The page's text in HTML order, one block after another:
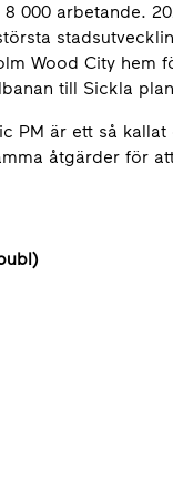
000 arbetande.
Wood City hem
till Sickla
PM är ett så
åtgärder för